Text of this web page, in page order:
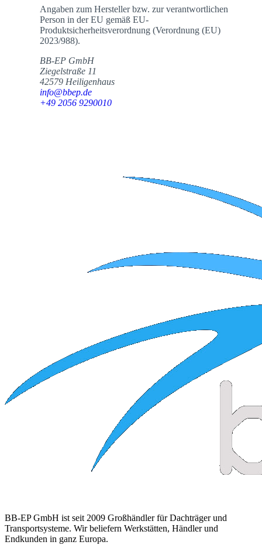
Angaben zum Hersteller bzw. zur verantwortlichen
Person in der EU gemäß EU-
Produktsicherheitsverordnung (Verordnung (EU)
2023/988).
BB-EP GmbH
Ziegelstraße 11
42579 Heiligenhaus
info@bbep.de
+49 2056 9290010
BB-EP GmbH ist seit 2009 Großhändler für Dachträger und
Transportsysteme. Wir beliefern Werkstätten, Händler und
Endkunden in ganz Europa.